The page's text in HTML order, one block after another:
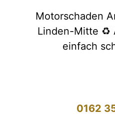
Motorschaden
Linden-Mitte ♻️
einfach
0162